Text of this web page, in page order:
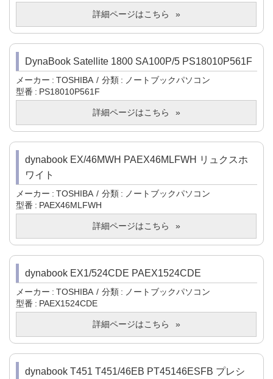
詳細ページはこちら
DynaBook Satellite 1800 SA100P/5 PS18010P561F
メーカー TOSHIBA 分類
ノートブックパソコン
型番
PS18010P561F
詳細ページはこちら
dynabook EX/46MWH PAEX46MLFWH リュクスホ
ワイト
メーカー TOSHIBA 分類
ノートブックパソコン
型番
PAEX46MLFWH
詳細ページはこちら
dynabook EX1/524CDE PAEX1524CDE
メーカー TOSHIBA 分類
ノートブックパソコン
型番
PAEX1524CDE
詳細ページはこちら
dynabook T451 T451/46EB PT45146ESFB プレシ